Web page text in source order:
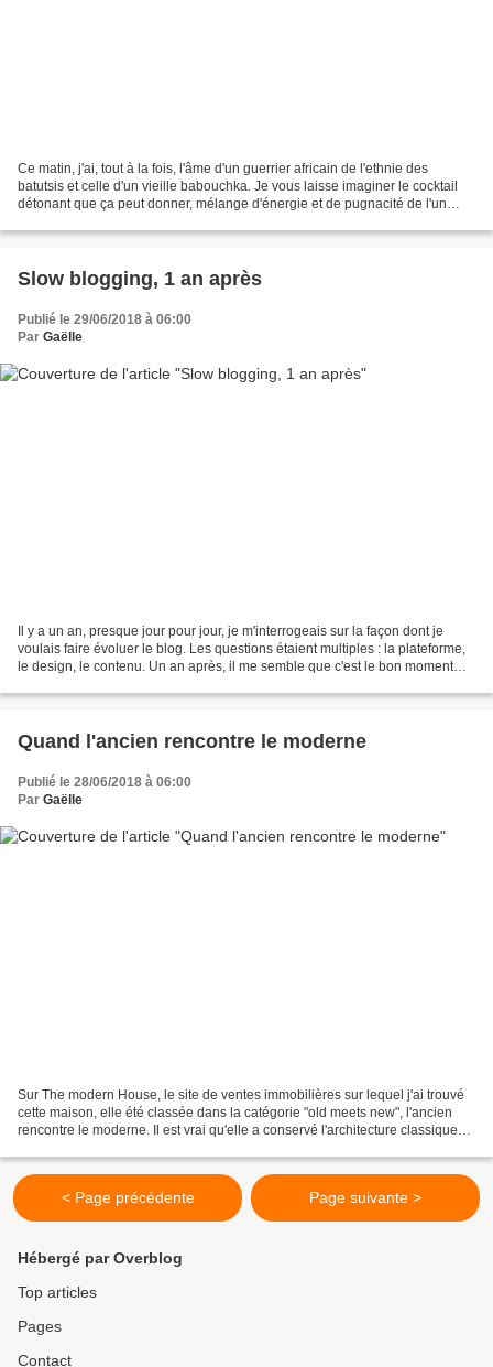
Ce matin, j'ai, tout à la fois, l'âme d'un guerrier africain de l'ethnie des
batutsis et celle d'un vieille babouchka. Je vous laisse imaginer le cocktail
détonant que ça peut donner, mélange d'énergie et de pugnacité de l'un
Slow blogging, 1 an après
Publié le 29/06/2018 à 06:00
Par Gaëlle
Il y a un an, presque jour pour jour, je m'interrogeais sur la façon dont je
voulais faire évoluer le blog. Les questions étaient multiples : la plateforme,
le design, le contenu. Un an après, il me semble que c'est le bon moment
Quand l'ancien rencontre le moderne
Publié le 28/06/2018 à 06:00
Par Gaëlle
Sur The modern House, le site de ventes immobilières sur lequel j'ai trouvé
cette maison, elle été classée dans la catégorie "old meets new", l'ancien
rencontre le moderne. Il est vrai qu'elle a conservé l'architecture classique
< Page précédente Page suivante >
Hébergé par Overblog
Top articles
Pages
Contact